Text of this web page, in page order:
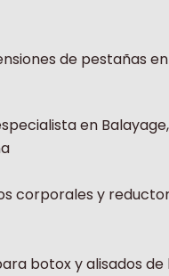
de pestañas
en
corporales y
botox y alisados